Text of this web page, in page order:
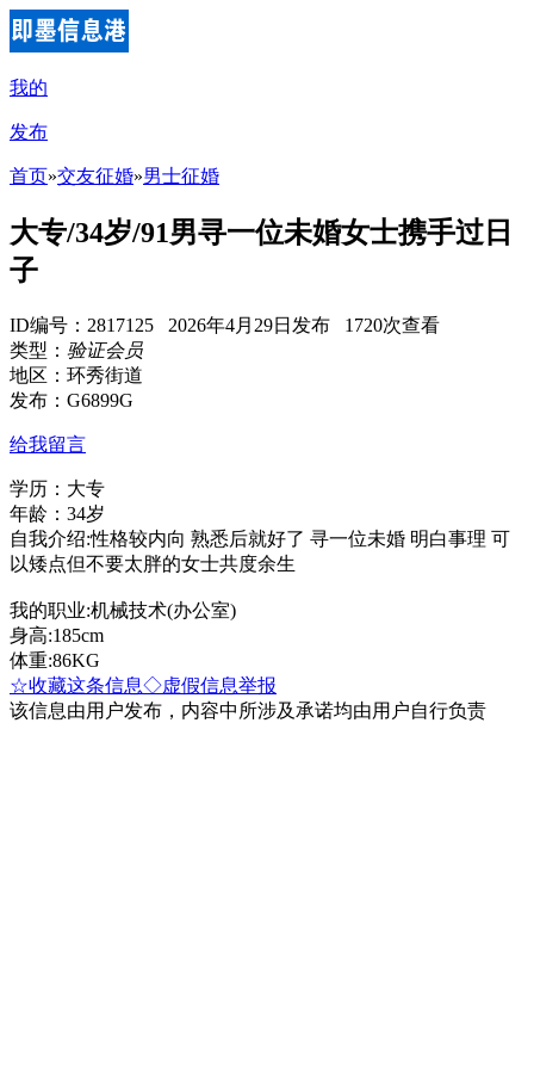
我的
发布
首页»交友征婚»男士征婚
大专/34岁/91男寻一位未婚女士携手过日
子
ID编号：2817125 2026年4月29日发布 1720次查看
类型： 验证会员
地区：环秀街道
发布：G6899G
给我留言
学历：大专
年龄：34岁
自我介绍:性格较内向 熟悉后就好了 寻一位未婚 明白事理 可
以矮点但不要太胖的女士共度余生
我的职业:机械技术(办公室)
身高:185cm
体重:86KG
☆收藏这条信息◇虚假信息举报
该信息由用户发布，内容中所涉及承诺均由用户自行负责